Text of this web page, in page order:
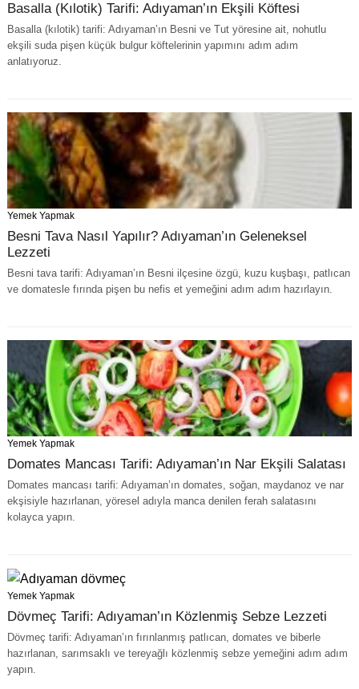
Basalla (Kılotik) Tarifi: Adıyaman’ın Ekşili Köftesi
Basalla (kılotik) tarifi: Adıyaman’ın Besni ve Tut yöresine ait, nohutlu
ekşili suda pişen küçük bulgur köftelerinin yapımını adım adım
anlatıyoruz.
Yemek Yapmak
Besni Tava Nasıl Yapılır? Adıyaman’ın Geleneksel
Lezzeti
Besni tava tarifi: Adıyaman’ın Besni ilçesine özgü, kuzu kuşbaşı, patlıcan
ve domatesle fırında pişen bu nefis et yemeğini adım adım hazırlayın.
Yemek Yapmak
Domates Mancası Tarifi: Adıyaman’ın Nar Ekşili Salatası
Domates mancası tarifi: Adıyaman’ın domates, soğan, maydanoz ve nar
ekşisiyle hazırlanan, yöresel adıyla manca denilen ferah salatasını
kolayca yapın.
Yemek Yapmak
Dövmeç Tarifi: Adıyaman’ın Közlenmiş Sebze Lezzeti
Dövmeç tarifi: Adıyaman’ın fırınlanmış patlıcan, domates ve biberle
hazırlanan, sarımsaklı ve tereyağlı közlenmiş sebze yemeğini adım adım
yapın.